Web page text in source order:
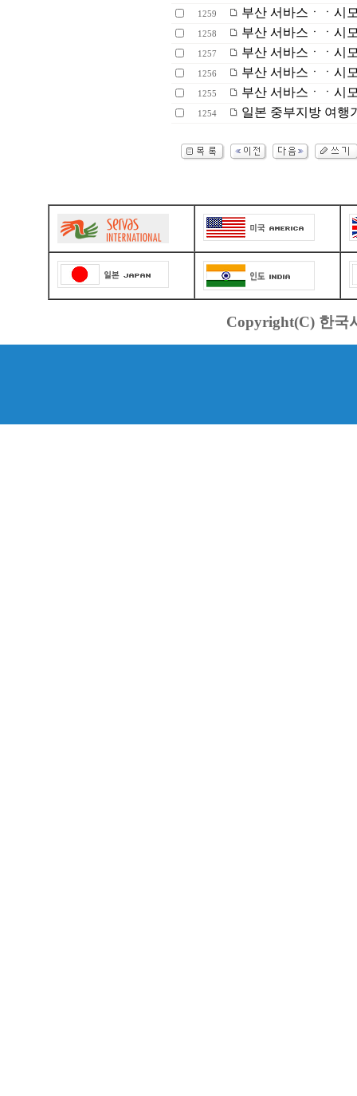
1259 부산 서바스ㆍㆍ시
1258 부산 서바스ㆍㆍ시
1257 부산 서바스ㆍㆍ시
1256 부산 서바스ㆍㆍ시
1255 부산 서바스ㆍㆍ시
1254 일본 중부지방 여행
Copyright(C) 한국